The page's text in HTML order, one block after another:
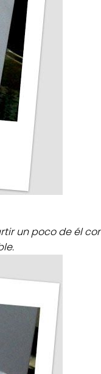
un poco de él